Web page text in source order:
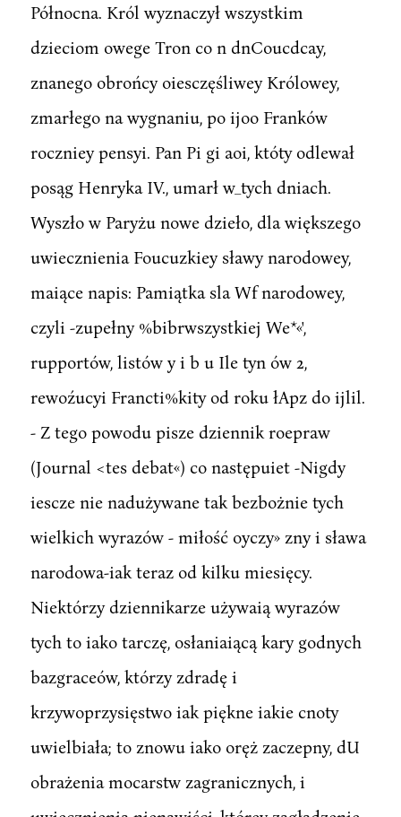
Północna. Król wyznaczył wszystkim
dzieciom owege Tron co n dnCoucdcay,
znanego obrońcy oiesczęśliwey Królowey,
zmarłego na wygnaniu, po ijoo Franków
roczniey pensyi. Pan Pi gi aoi, któty odlewał
posąg Henryka IV., umarł w_tych dniach.
Wyszło w Paryżu nowe dzieło, dla większego
uwiecznienia Foucuzkiey sławy narodowey,
maiące napis: Pamiątka sla Wf narodowey,
czyli -zupełny %bibrwszystkiej We*«',
rupportów, listów y i b u Ile tyn ów 2,
rewoźucyi Francti%kity od roku łApz do ijlil.
- Z tego powodu pisze dziennik roepraw
(Journal <tes debat«) co następuiet -Nigdy
iescze nie nadużywane tak bezbożnie tych
wielkich wyrazów - miłość oyczy» zny i sława
narodowa-iak teraz od kilku miesięcy.
Niektórzy dziennikarze używaią wyrazów
tych to iako tarczę, osłaniaiącą kary godnych
bazgraceów, którzy zdradę i
krzywoprzysięstwo iak piękne iakie cnoty
uwielbiała; to znowu iako oręż zaczepny, dU
obrażenia mocarstw zagranicznych, i